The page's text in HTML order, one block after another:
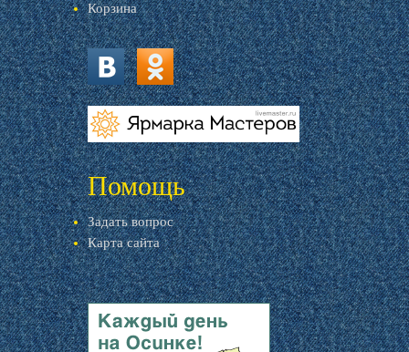
Корзина
vk.com ok.ru
livemaster.ru
Помощь
Задать вопрос
Карта сайта